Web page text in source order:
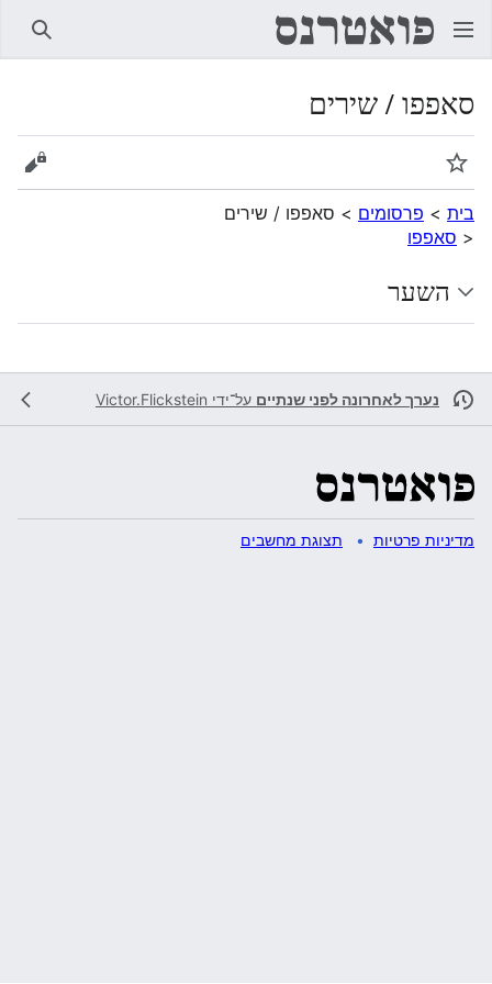
סאפפו / שירים
מעקב
בית > פרסומים > סאפפו / שירים
< סאפפו
השער
נערך לאחרונה לפני שנתיים על־ידי Victor.Flickstein
מדיניות פרטיות תצוגת מחשבים